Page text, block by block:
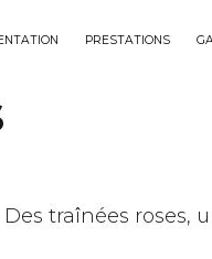
PRESTATIONS
Des traînées roses,